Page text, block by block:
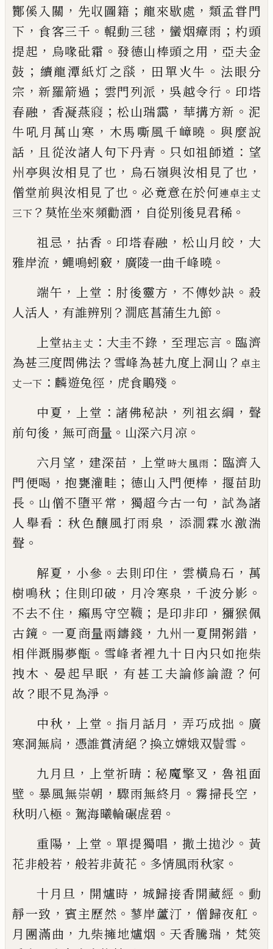
酇傒入關 ， 先収圖籍 ； 龍來歇處 ， 類孟甞門
下 ， 食客三千 。 輥動三毬 ， 蠻烟瘴雨 ； 杓頭
提起 ， 烏喙砒霜 。 發德山棒頭之用 ， 亞夫金
鼓 ； 續龍潭紙灯之𦦨 ， 田單火牛 。 法眼分
宗 ，新羅箭過 ； 雲門列派 ，吳越令行 。 印塔
春融 ， 香凝燕𥨊 ； 松山瑞靄 ， 華搆方新 。 泥
牛吼月萬山寒 ， 木馬嘶風千嶂曉 。 與麼說
話 ， 且從汝諸人句下丹青 。 只如祖師道 ： 望
州亭與汝相見了也 ， 烏石嶺與汝相見了也 ，
僧堂前與汝相 見了也 。 必竟意在於何連卓主丈
三下 ？ 莫恠坐來頻勸酒 ， 自從別後見君稀 。
祖忌 ，拈香 。 印塔春融 ， 松山月皎 ， 大
雅岸流 ， 蠅鳴蚓竅 ， 廣陵一曲千峰曉 。
端午 ， 上堂 ： 肘後靈方 ， 不傳妙訣 。 殺
人活人 ， 有誰辨別 ？ 㵎底菖蒲生九節 。
上堂拈主丈 ： 大圭不錄 ， 至理忘言 。 臨濟
為甚三度問佛法 ？ 雪峰為甚九度上洞山 ？ 卓主
丈一下 ： 麟遊兔徑 ， 虎食鵰殘 。
中夏 ， 上堂 ：諸佛秘訣 ， 列祖玄綱 ， 聲
前句後 ， 無可商量 。 山深六月凉 。
六月望 ， 建深苗 ， 上堂時大風雨 ： 臨濟入
門便喝 ，抱甕灌畦 ； 德山入門便棒 ， 揠苗助
長 。 山僧不墮平常 ， 獨超今古一句 ，試為諸
人舉看 ： 秋色釀風打雨泉 ， 添㵎霖水激湍
聲 。
解夏 ， 小參 。去則印住 ， 雲橫烏石 ， 萬
樹鳴秋 ； 住則印破 ， 月冷寒泉 ，千波分影 。
不去不住 ， 癩馬守空韈 ； 是印非印 ，獼猴佩
古鏡 。 一夏商量兩鑄錢 ， 九州一夏開粥錯 ，
相伴溉腸夢甑 。 雪峰者裡九十日內只如拖柴
拽木 、 晏起早眠 ， 有甚工夫論修論證 ？ 何
故 ？ 眼不見為淨 。
中秋 ， 上堂 。 指月話月 ， 弄巧成拙 。 廣
寒洞無扄 ， 憑誰賞清絕 ？ 換立嫦娥双𩯭雪 。
九月旦 ， 上堂祈晴 ：秘魔擎叉 ，魯祖面
壁 。 暴風無崇朝 ，驟雨無終月 。 霧掃長空 ，
秋明八極 。 駕海曦輪碾虗碧 。
重陽 ， 上堂 。單提獨唱 ， 撒土拋沙 。 黃
花非般若 ， 般若非黃花 。 多情風雨秋家 。
十月旦 ， 開爐時 ， 城歸接香開藏經 。 動
靜一致 ， 賓主歷然 。 蓼岸蘆汀 ， 僧歸夜舡 。
月團滿曲 ， 九柴擁地爐烟 。 天香騰瑞 ， 梵筴